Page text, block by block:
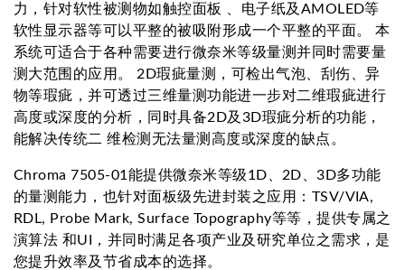
力，针对软性被测物如触控面板 、电子纸及AMOLED等
软性显示器等可以平整的被吸附形成一个平整的平面。 本
系统可适合于各种需要进行微奈米等级量测并同时需要量
测大范围的应用。 2D瑕疵量测，可检出气泡、刮伤、异
物等瑕疵，并可透过三维量测功能进一步对二维瑕疵进行
高度或深度的分析，同时具备2D及3D瑕疵分析的功能，
能解决传统二 维检测无法量测高度或深度的缺点。
Chroma 7505-01能提供微奈米等级1D、2D、3D多功能
的量测能力，也针对面板级先进封装之应用：TSV/VIA,
RDL, Probe Mark, Surface Topography等等，提供专属之
演算法 和UI，并同时满足各项产业及研究单位之需求，是
您提升效率及节省成本的选择。